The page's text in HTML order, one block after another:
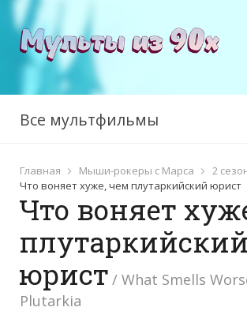
Все мультфильмы
Главная Мыши-рокеры с Марса
2
Что воняет хуже, чем плутаркийский юрист
Что воняет
плутаркийский
юрист / What Smells
Plutarkia